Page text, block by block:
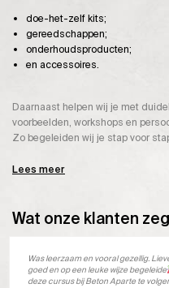
doe-het-zelf kits;
gereedschappen;
onderhoudsproducten;
en accessoires.
Daarnaast helpen wij je met
voorbeelden, workshops en
Zo begeleiden wij je stap voor
Lees meer
Wat onze klanten
Was leerzaam en vooral gezellig.
goed en op een leuke wijze begeleide
deze cursus bij Beton Aparte te